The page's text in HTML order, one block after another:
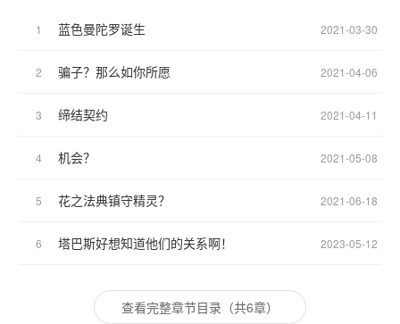
1 蓝色曼陀罗诞生 2021-03-30
2 骗子？那么如你所愿 2021-04-06
3 缔结契约 2021-04-11
4 机会？ 2021-05-08
5 花之法典镇守精灵？ 2021-06-18
6 塔巴斯好想知道他们的关系啊！ 2023-05-12
查看完整章节目录（共6章）